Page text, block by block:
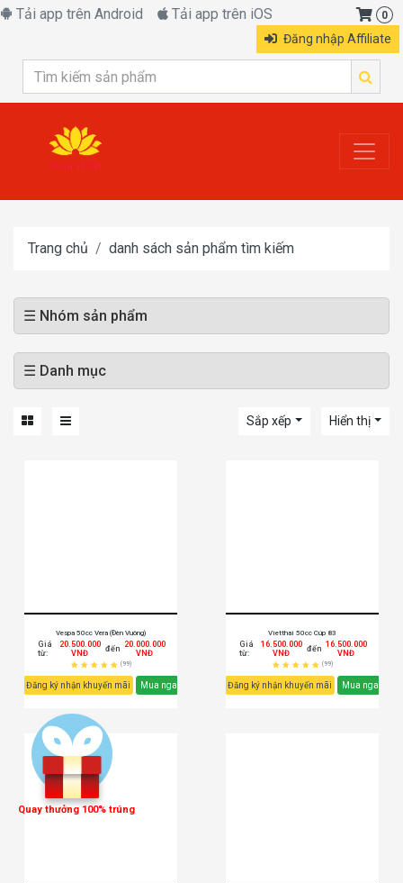
Tải app trên Android Tải app trên iOS
Đăng nhập Affiliate
0
Trang chủ danh sách sản phẩm tìm kiếm
☰ Nhóm sản phẩm
☰ Danh mục
Sắp xếp Hiển thị
Vespa 50cc Vera (Đèn Vuông)
Giá
từ:
20.500.000
VNĐ
đến 20.000.000
VNĐ
(99)
Đăng ký nhận khuyến mãi Mua ngay
Vietthai 50cc Cúp 83
Giá
từ:
16.500.000
VNĐ
đến 16.500.000
VNĐ
(99)
Đăng ký nhận khuyến mãi Mua ngay
Quay thưởng 100% trúng